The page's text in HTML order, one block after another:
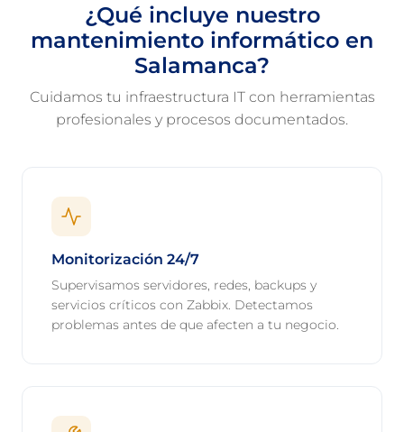
¿Qué incluye nuestro
mantenimiento informático en
Salamanca?
Cuidamos tu infraestructura IT con herramientas
profesionales y procesos documentados.
Monitorización 24/7
Supervisamos servidores, redes, backups y
servicios críticos con Zabbix. Detectamos
problemas antes de que afecten a tu negocio.